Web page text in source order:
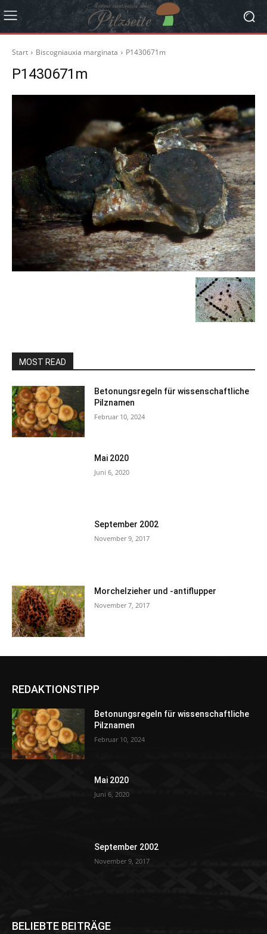
Start Biscogniauxia marginata P1430671m
P1430671m
MOST READ
Betonungsregeln für wissenschaftliche
Pilznamen
Februar 10, 2024
Mai 2020
Juni 6, 2020
September 2002
November 9, 2017
Morchelzieher und -antiflupper
November 7, 2017
REDAKTIONSTIPP
Betonungsregeln für wissenschaftliche
Pilznamen
Februar 10, 2024
Mai 2020
Juni 6, 2020
September 2002
November 9, 2017
BELIEBTE BEITRÄGE